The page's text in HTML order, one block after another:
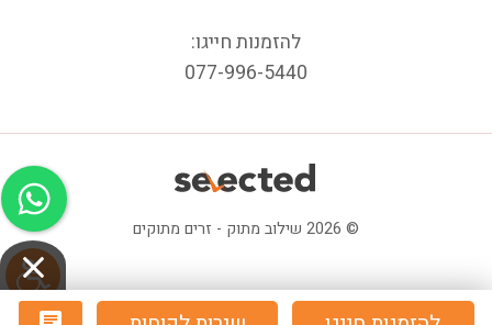
להזמנות חייגו:
077-996-5440
© 2026 שילוב מתוק - זרים מתוקים